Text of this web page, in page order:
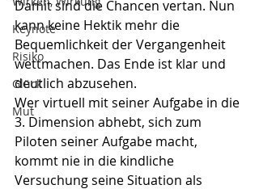
Keynote
Risiko
Glück
Mut
Damit sind die Chancen vertan. Nun
kann keine Hektik mehr die
Bequemlichkeit der Vergangenheit
wettmachen. Das Ende ist klar und
deutlich abzusehen.
Wer virtuell mit seiner Aufgabe in die
3. Dimension abhebt, sich zum
Piloten seiner Aufgabe macht,
kommt nie in die kindliche
Versuchung seine Situation als